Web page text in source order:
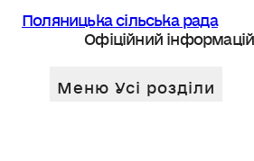
Поляницька сільська рада
Офіційний